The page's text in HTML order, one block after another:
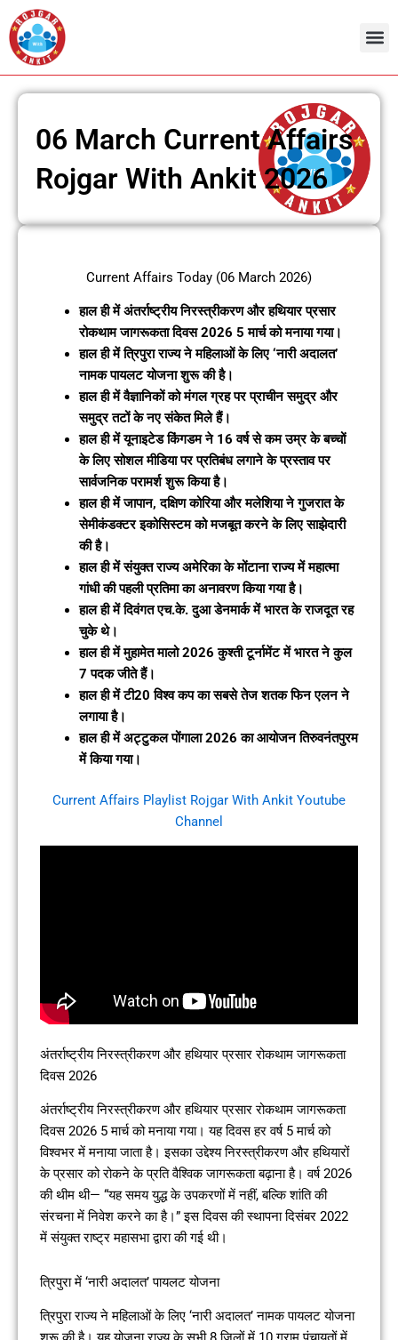
Skip
to
content
06 March Current Affairs
Rojgar With Ankit 2026
Current Affairs Today (06 March 2026)
हाल ही में अंतर्राष्ट्रीय निरस्त्रीकरण और हथियार प्रसार
रोकथाम जागरूकता दिवस 2026 5 मार्च को मनाया गया।
हाल ही में त्रिपुरा राज्य ने महिलाओं के लिए ‘नारी अदालत’
नामक पायलट योजना शुरू की है।
हाल ही में वैज्ञानिकों को मंगल ग्रह पर प्राचीन समुद्र और
समुद्र तटों के नए संकेत मिले हैं।
हाल ही में यूनाइटेड किंगडम ने 16 वर्ष से कम उम्र के बच्चों
के लिए सोशल मीडिया पर प्रतिबंध लगाने के प्रस्ताव पर
सार्वजनिक परामर्श शुरू किया है।
हाल ही में जापान, दक्षिण कोरिया और मलेशिया ने गुजरात के
सेमीकंडक्टर इकोसिस्टम को मजबूत करने के लिए साझेदारी
की है।
हाल ही में संयुक्त राज्य अमेरिका के मोंटाना राज्य में महात्मा
गांधी की पहली प्रतिमा का अनावरण किया गया है।
हाल ही में दिवंगत एच.के. दुआ डेनमार्क में भारत के राजदूत रह
चुके थे।
हाल ही में मुहामेत मालो 2026 कुश्ती टूर्नामेंट में भारत ने कुल
7 पदक जीते हैं।
हाल ही में टी20 विश्व कप का सबसे तेज शतक फिन एलन ने
लगाया है।
हाल ही में अट्टुकल पोंगाला 2026 का आयोजन तिरुवनंतपुरम
में किया गया।
Current Affairs Playlist Rojgar With Ankit Youtube
Channel
अंतर्राष्ट्रीय निरस्त्रीकरण और हथियार प्रसार रोकथाम जागरूकता
दिवस 2026
अंतर्राष्ट्रीय निरस्त्रीकरण और हथियार प्रसार रोकथाम जागरूकता
दिवस 2026 5 मार्च को मनाया गया। यह दिवस हर वर्ष 5 मार्च को
विश्वभर में मनाया जाता है। इसका उद्देश्य निरस्त्रीकरण और हथियारों
के प्रसार को रोकने के प्रति वैश्विक जागरूकता बढ़ाना है। वर्ष 2026
की थीम थी— “यह समय युद्ध के उपकरणों में नहीं, बल्कि शांति की
संरचना में निवेश करने का है।” इस दिवस की स्थापना दिसंबर 2022
में संयुक्त राष्ट्र महासभा द्वारा की गई थी।
त्रिपुरा में ‘नारी अदालत’ पायलट योजना
त्रिपुरा राज्य ने महिलाओं के लिए ‘नारी अदालत’ नामक पायलट योजना